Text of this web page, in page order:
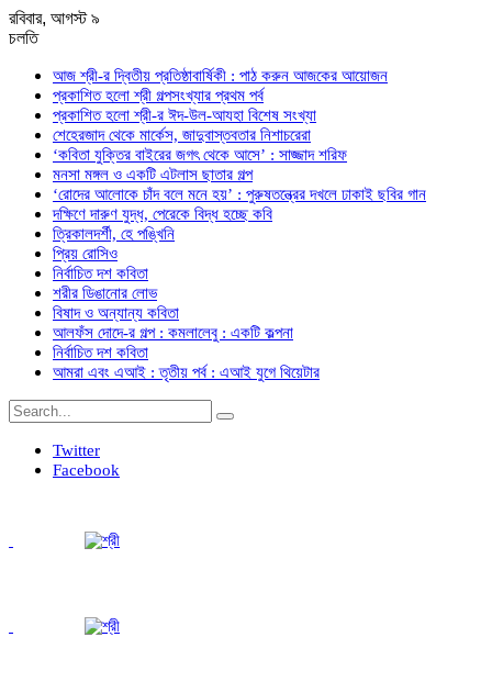
রবিবার, আগস্ট ৯
চলতি
আজ শ্রী-র দ্বিতীয় প্রতিষ্ঠাবার্ষিকী : পাঠ করুন আজকের আয়োজন
প্রকাশিত হলো শ্রী গল্পসংখ্যার প্রথম পর্ব
প্রকাশিত হলো শ্রী-র ঈদ-উল-আযহা বিশেষ সংখ্যা
শেহেরজাদ থেকে মার্কেস, জাদুবাস্তবতার নিশাচরেরা
‘কবিতা যুক্তির বাইরের জগৎ থেকে আসে’ : সাজ্জাদ শরিফ
মনসা মঙ্গল ও একটি এটলাস ছাতার গল্প
‘রোদের আলোকে চাঁদ বলে মনে হয়’ : পুরুষতন্ত্রের দখলে ঢাকাই ছবির গান
দক্ষিণে দারুণ যুদ্ধ, পেরেকে বিদ্ধ হচ্ছে কবি
ত্রিকালদর্শী, হে পঙ্খিনি
প্রিয় রোসিও
নির্বাচিত দশ কবিতা
শরীর ডিঙানোর লোভ
বিষাদ ও অন্যান্য কবিতা
আলফঁস দোদে-র গল্প : কমলালেবু : একটি কল্পনা
নির্বাচিত দশ কবিতা
আমরা এবং এআই : তৃতীয় পর্ব : এআই যুগে থিয়েটার
Twitter
Facebook